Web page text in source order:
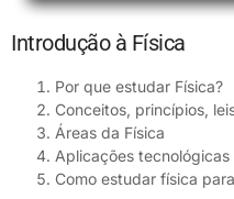
Introdução à Física
Por que estudar Física?
Conceitos, princípios,
Áreas da Física
Aplicações tecnológicas
Como estudar física